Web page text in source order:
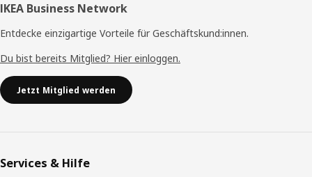
IKEA Business Network
Entdecke einzigartige Vorteile für Geschäftskund:innen.
Du bist bereits Mitglied? Hier einloggen.
Jetzt Mitglied werden
Services & Hilfe